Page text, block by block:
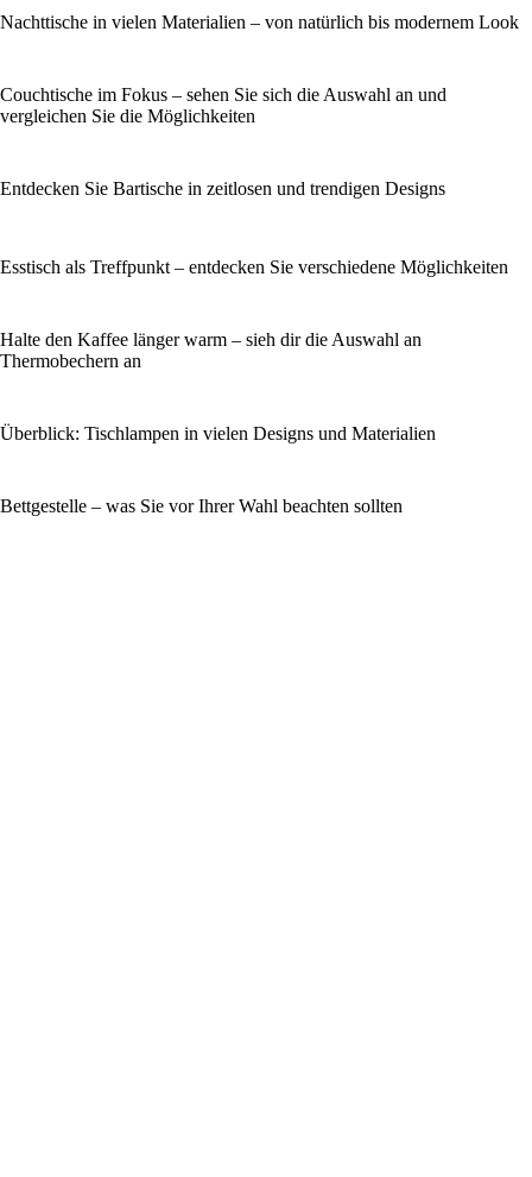
Nachttische in vielen Materialien – von natürlich bis modernem Look
Couchtische im Fokus – sehen Sie sich die Auswahl an und
vergleichen Sie die Möglichkeiten
Entdecken Sie Bartische in zeitlosen und trendigen Designs
Esstisch als Treffpunkt – entdecken Sie verschiedene Möglichkeiten
Halte den Kaffee länger warm – sieh dir die Auswahl an
Thermobechern an
Überblick: Tischlampen in vielen Designs und Materialien
Bettgestelle – was Sie vor Ihrer Wahl beachten sollten